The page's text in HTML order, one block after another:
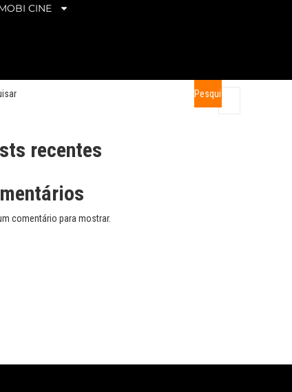
CINE
Pesquisar
recentes
comentário para mostrar.